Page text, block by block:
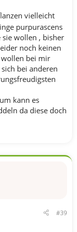
vielleicht
purpurascens
wollen , bisher
noch keinen
wollen bei mir
bei anderen
kann es
da diese doch
#39